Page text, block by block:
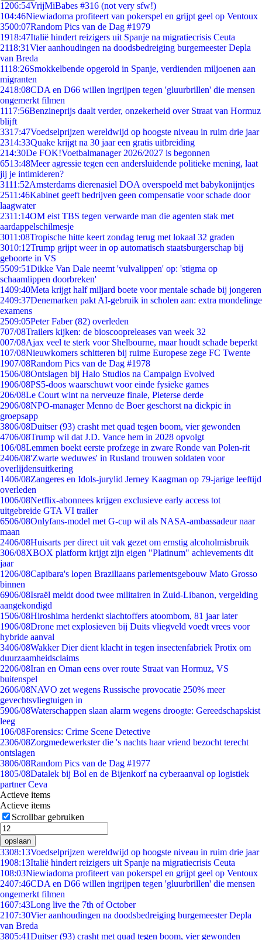
1206:54VrijMiBabes #316 (not very sfw!)
104:46Niewiadoma profiteert van pokerspel en grijpt geel op Ventoux
3500:07Random Pics van de Dag #1979
1918:47Italië hindert reizigers uit Spanje na migratiecrisis Ceuta
2118:31Vier aanhoudingen na doodsbedreiging burgemeester Depla
van Breda
1118:26Smokkelbende opgerold in Spanje, verdienden miljoenen aan
migranten
2418:08CDA en D66 willen ingrijpen tegen 'gluurbrillen' die mensen
ongemerkt filmen
1117:56Benzineprijs daalt verder, onzekerheid over Straat van Hormuz
blijft
3317:47Voedselprijzen wereldwijd op hoogste niveau in ruim drie jaar
2314:33Quake krijgt na 30 jaar een gratis uitbreiding
214:30De FOK!Voetbalmanager 2026/2027 is begonnen
6513:48Meer agressie tegen een andersluidende politieke mening, laat
jij je intimideren?
3111:52Amsterdams dierenasiel DOA overspoeld met babykonijntjes
2511:46Kabinet geeft bedrijven geen compensatie voor schade door
laagwater
2311:14OM eist TBS tegen verwarde man die agenten stak met
aardappelschilmesje
3011:08Tropische hitte keert zondag terug met lokaal 32 graden
3010:12Trump grijpt weer in op automatisch staatsburgerschap bij
geboorte in VS
5509:51Dikke Van Dale neemt 'vulvalippen' op: 'stigma op
schaamlippen doorbreken'
1409:40Meta krijgt half miljard boete voor mentale schade bij jongeren
2409:37Denemarken pakt AI-gebruik in scholen aan: extra mondelinge
examens
2509:05Peter Faber (82) overleden
707/08Trailers kijken: de bioscoopreleases van week 32
007/08Ajax veel te sterk voor Shelbourne, maar houdt schade beperkt
107/08Nieuwkomers schitteren bij ruime Europese zege FC Twente
1907/08Random Pics van de Dag #1978
1506/08Ontslagen bij Halo Studios na Campaign Evolved
1906/08PS5-doos waarschuwt voor einde fysieke games
206/08Le Court wint na nerveuze finale, Pieterse derde
2906/08NPO-manager Menno de Boer geschorst na dickpic in
groepsapp
3806/08Duitser (93) crasht met quad tegen boom, vier gewonden
4706/08Trump wil dat J.D. Vance hem in 2028 opvolgt
106/08Lemmen boekt eerste profzege in zware Ronde van Polen-rit
2406/08'Zwarte weduwes' in Rusland trouwen soldaten voor
overlijdensuitkering
1406/08Zangeres en Idols-jurylid Jerney Kaagman op 79-jarige leeftijd
overleden
1006/08Netflix-abonnees krijgen exclusieve early access tot
uitgebreide GTA VI trailer
6506/08Onlyfans-model met G-cup wil als NASA-ambassadeur naar
maan
2406/08Huisarts per direct uit vak gezet om ernstig alcoholmisbruik
306/08XBOX platform krijgt zijn eigen "Platinum" achievements dit
jaar
1206/08Capibara's lopen Braziliaans parlementsgebouw Mato Grosso
binnen
6906/08Israël meldt dood twee militairen in Zuid-Libanon, vergelding
aangekondigd
1506/08Hiroshima herdenkt slachtoffers atoombom, 81 jaar later
1906/08Drone met explosieven bij Duits vliegveld voedt vrees voor
hybride aanval
3406/08Wakker Dier dient klacht in tegen insectenfabriek Protix om
duurzaamheidsclaims
2206/08Iran en Oman eens over route Straat van Hormuz, VS
buitenspel
2606/08NAVO zet wegens Russische provocatie 250% meer
gevechtsvliegtuigen in
5906/08Waterschappen slaan alarm wegens droogte: Gereedschapskist
leeg
106/08Forensics: Crime Scene Detective
2306/08Zorgmedewerkster die 's nachts haar vriend bezocht terecht
ontslagen
3806/08Random Pics van de Dag #1977
1805/08Datalek bij Bol en de Bijenkorf na cyberaanval op logistiek
partner Ceva
Actieve items
Actieve items
Scrollbar gebruiken
opslaan
3308:13Voedselprijzen wereldwijd op hoogste niveau in ruim drie jaar
1908:13Italië hindert reizigers uit Spanje na migratiecrisis Ceuta
108:03Niewiadoma profiteert van pokerspel en grijpt geel op Ventoux
2407:46CDA en D66 willen ingrijpen tegen 'gluurbrillen' die mensen
ongemerkt filmen
1607:43Long live the 7th of October
2107:30Vier aanhoudingen na doodsbedreiging burgemeester Depla
van Breda
3805:41Duitser (93) crasht met quad tegen boom, vier gewonden